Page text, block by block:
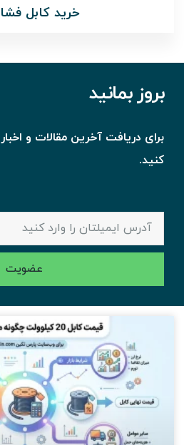
خرید کابل
بروز بمانید
برای دریافت آخرین مقالات و
کنید.
عضویت